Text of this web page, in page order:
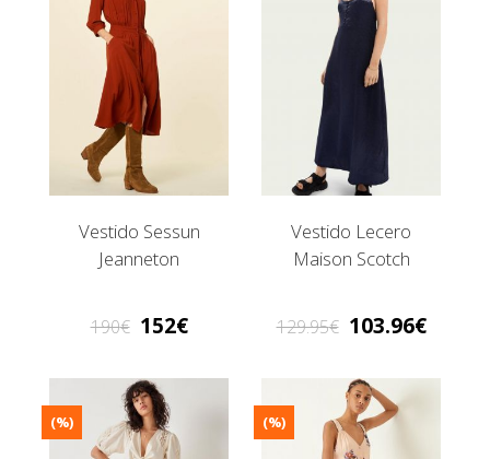
Vestido Sessun
Jeanneton
190 152
Vestido Lecero
Maison Scotch
129.95 103.96
(%) (%)